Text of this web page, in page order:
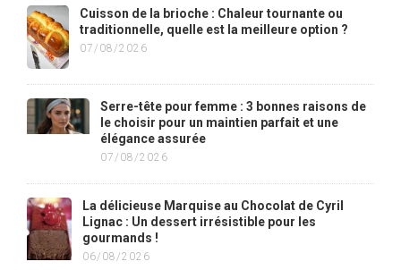
Cuisson de la brioche : Chaleur tournante ou
traditionnelle, quelle est la meilleure option ?
07/08/2026
Serre-tête pour femme : 3 bonnes raisons de
le choisir pour un maintien parfait et une
élégance assurée
07/08/2026
La délicieuse Marquise au Chocolat de Cyril
Lignac : Un dessert irrésistible pour les
gourmands !
06/08/2026